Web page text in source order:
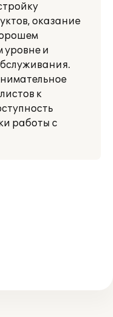
оказание
уровне и
к
работы с